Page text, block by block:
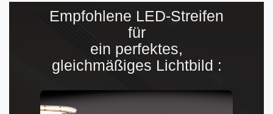
Empfohlene LED-Streifen
für
ein perfektes,
gleichmäßiges Lichtbild :